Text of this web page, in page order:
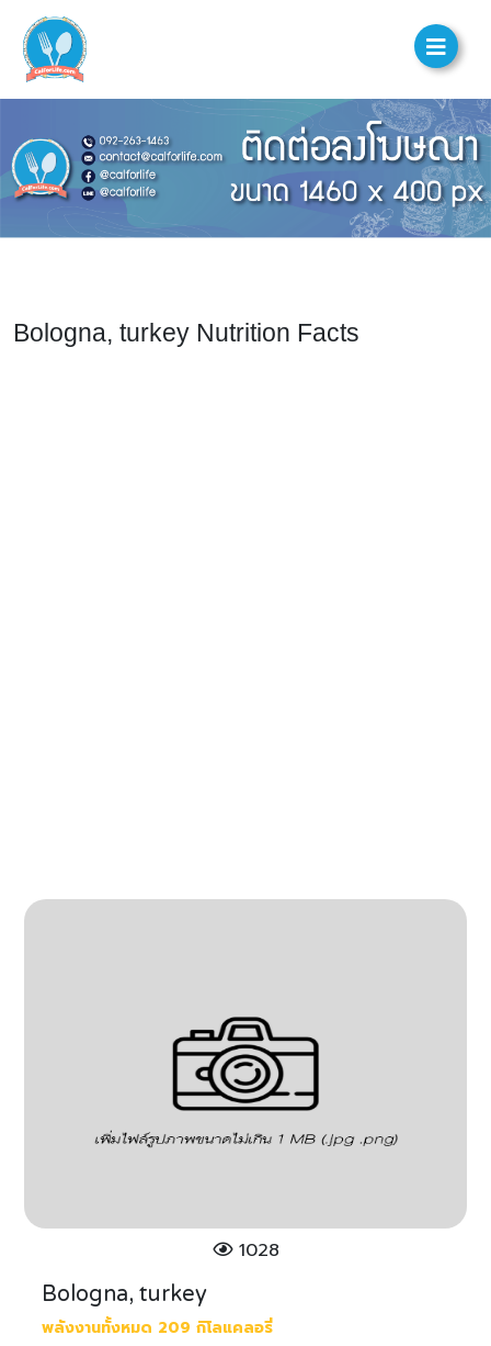
Bologna, turkey Nutrition Facts
1028
Bologna, turkey
พลังงานทั้งหมด 209 กิโลแคลอรี่